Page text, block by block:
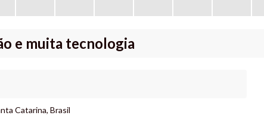
e muita tecnologia
Catarina, Brasil